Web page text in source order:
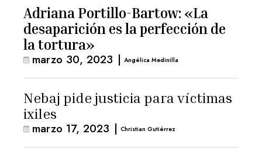
Adriana Portillo-Bartow: «La
desaparición es la perfección de
la tortura»
marzo 30, 2023 | Angélica Medinilla
Nebaj pide justicia para víctimas
ixiles
marzo 17, 2023 | Christian Gutiérrez